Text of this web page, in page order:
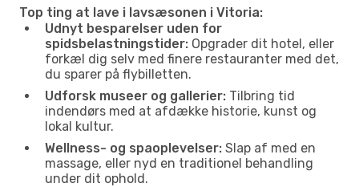
Top ting at lave i lavsæsonen i Vitoria:
Udnyt besparelser uden for
spidsbelastningstider: Opgrader dit hotel, eller
forkæl dig selv med finere restauranter med det,
du sparer på flybilletten.
Udforsk museer og gallerier: Tilbring tid
indendørs med at afdække historie, kunst og
lokal kultur.
Wellness- og spaoplevelser: Slap af med en
massage, eller nyd en traditionel behandling
under dit ophold.